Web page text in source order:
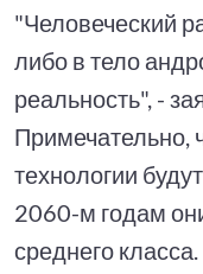
"Человеческий
либо в тело
реальность", -
Примечательно,
технологии
2060-м годам
среднего класса.